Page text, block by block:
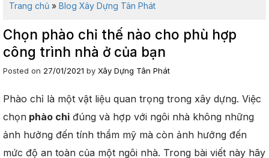
Trang chủ » Blog Xây Dựng Tân Phát
Chọn phào chỉ thế nào cho phù hợp
công trình nhà ở của bạn
Posted on 27/01/2021 by Xây Dựng Tân Phát
Phào chỉ là một vật liệu quan trọng trong xây dựng. Việc
chọn phào chỉ đúng và hợp với ngôi nhà không những
ảnh hưởng đến tính thẩm mỹ mà còn ảnh hưởng đến
mức độ an toàn của một ngôi nhà. Trong bài viết này hãy